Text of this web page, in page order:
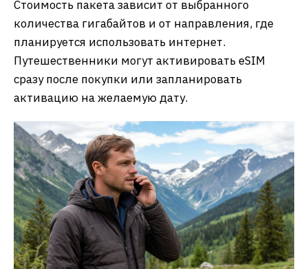
Стоимость пакета зависит от выбранного
количества гигабайтов и от направления, где
планируется использовать интернет.
Путешественники могут активировать eSIM
сразу после покупки или запланировать
активацию на желаемую дату.